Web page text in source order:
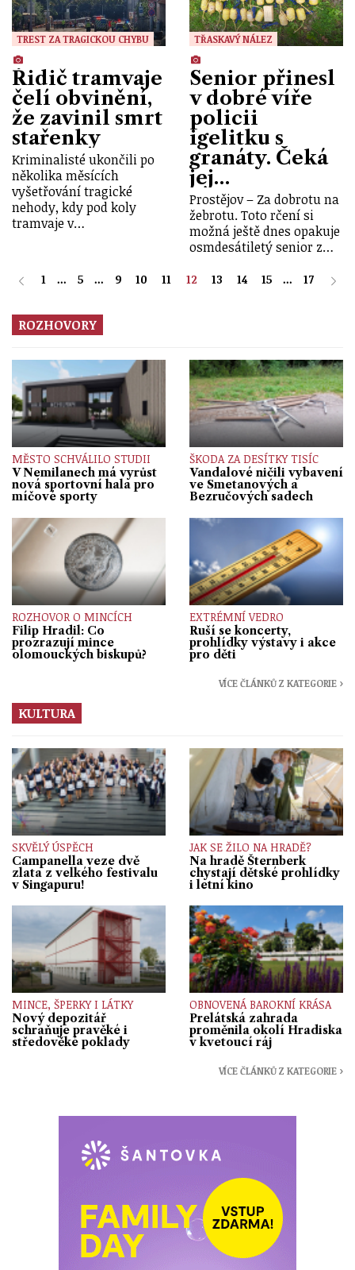
TREST ZA TRAGICKOU CHYBU
Řidič tramvaje
čelí obvinění,
že zavinil smrt
stařenky
Kriminalisté ukončili po
několika měsících
vyšetřování tragické
nehody, kdy pod koly
tramvaje v…
TŘASKAVÝ NÁLEZ
Senior přinesl
v dobré víře
policii
igelitku s
granáty. Čeká
jej…
Prostějov – Za dobrotu na
žebrotu. Toto rčení si
možná ještě dnes opakuje
osmdesátiletý senior z…
1 ... 5 ... 9 10 11 12 13 14 15 ... 17
ROZHOVORY
MĚSTO SCHVÁLILO STUDII
V Nemilanech má vyrůst
nová sportovní hala pro
míčové sporty
ŠKODA ZA DESÍTKY TISÍC
Vandalové ničili vybavení
ve Smetanových a
Bezručových sadech
ROZHOVOR O MINCÍCH
Filip Hradil: Co
prozrazují mince
olomouckých biskupů?
EXTRÉMNÍ VEDRO
Ruší se koncerty,
prohlídky výstavy i akce
pro děti
VÍCE ČLÁNKŮ Z KATEGORIE ›
KULTURA
SKVĚLÝ ÚSPĚCH
Campanella veze dvě
zlata z velkého festivalu
v Singapuru!
JAK SE ŽILO NA HRADĚ?
Na hradě Šternberk
chystají dětské prohlídky
i letní kino
MINCE, ŠPERKY I LÁTKY
Nový depozitář
schraňuje pravěké i
středověké poklady
OBNOVENÁ BAROKNÍ KRÁSA
Prelátská zahrada
proměnila okolí Hradiska
v kvetoucí ráj
VÍCE ČLÁNKŮ Z KATEGORIE ›